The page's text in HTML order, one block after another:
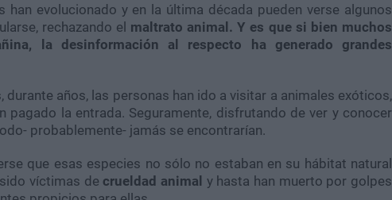
han evolucionado y en la última década pueden verse algunos
rechazando el maltrato animal. Y es que si bien muchos
la desinformación al respecto ha generado grandes
años, las personas han ido a visitar a animales exóticos,
pagado la entrada. Seguramente, disfrutando de ver y conocer
probablemente- jamás se encontrarían.
que esas especies no sólo no estaban en su hábitat natural
víctimas de crueldad animal y hasta han muerto por golpes